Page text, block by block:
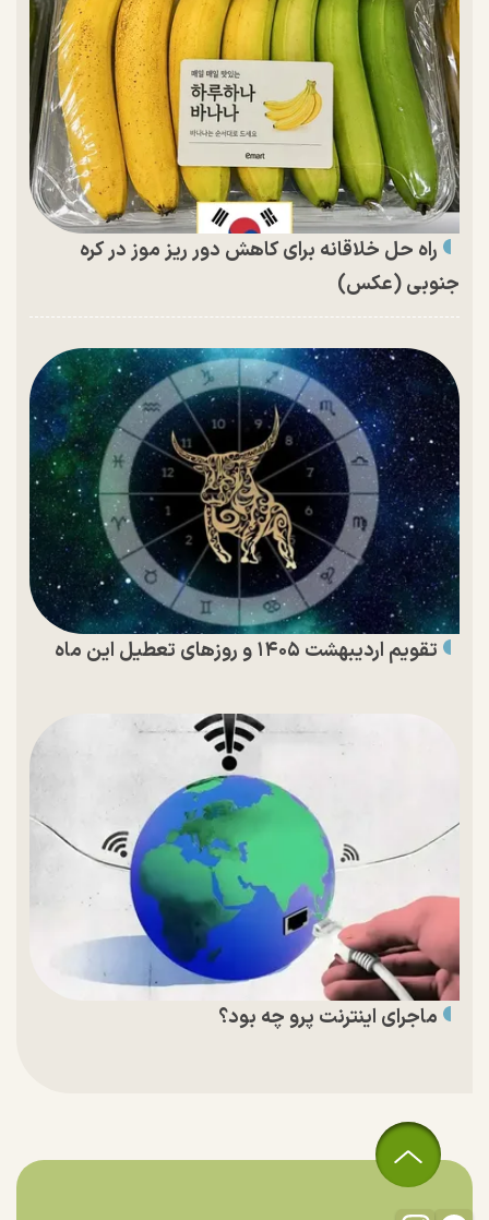
راه حل خلاقانه برای کاهش دور ریز موز در کره
جنوبی (عکس)
تقویم اردیبهشت ۱۴۰۵ و روز‌های تعطیل این ماه
ماجرای اینترنت پرو چه بود؟